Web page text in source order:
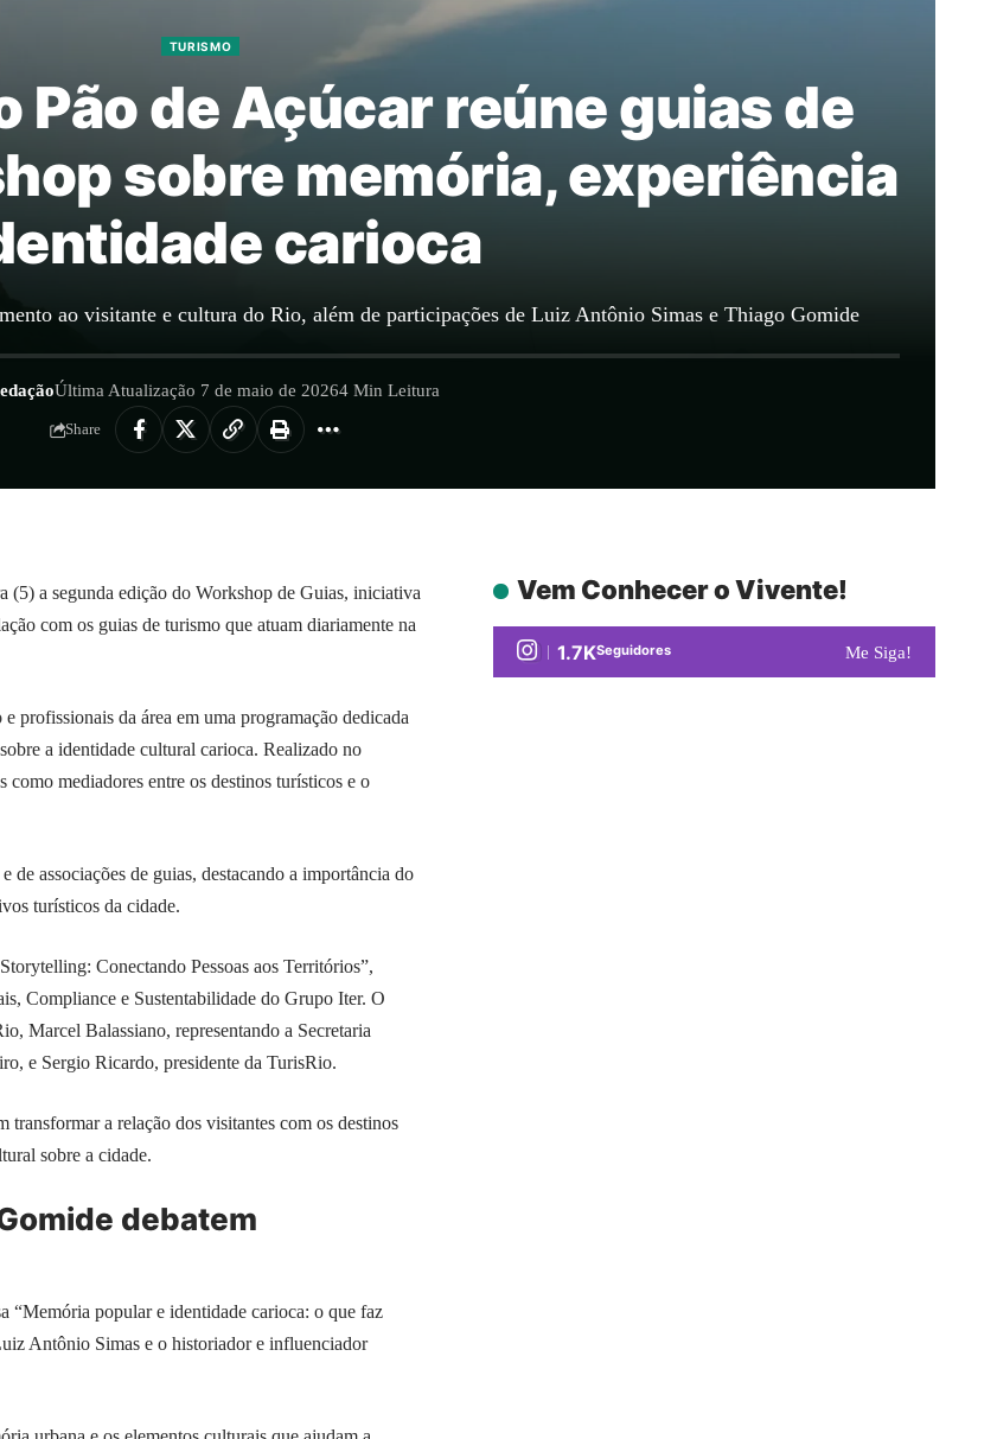
TURISMO
Pão de Açúcar reúne guias de
sobre memória, experiência
carioca
ao visitante e cultura do Rio, além de participações de Luiz Antônio Simas e Thiago Gomide
Última Atualização 7 de maio de 20264 Min Leitura
Share
(5) a segunda edição do Workshop de Guias, iniciativa
com os guias de turismo que atuam diariamente na
profissionais da área em uma programação dedicada
a identidade cultural carioca. Realizado no
mediadores entre os destinos turísticos e o
de associações de guias, destacando a importância do
turísticos da cidade.
Conectando Pessoas aos Territórios”,
Compliance e Sustentabilidade do Grupo Iter. O
Marcel Balassiano, representando a Secretaria
e Sergio Ricardo, presidente da TurisRio.
a relação dos visitantes com os destinos
sobre a cidade.
debatem
“Memória popular e identidade carioca: o que faz
Antônio Simas e o historiador e influenciador
Vem Conhecer o Vivente!
1.7KSeguidores Me Siga!